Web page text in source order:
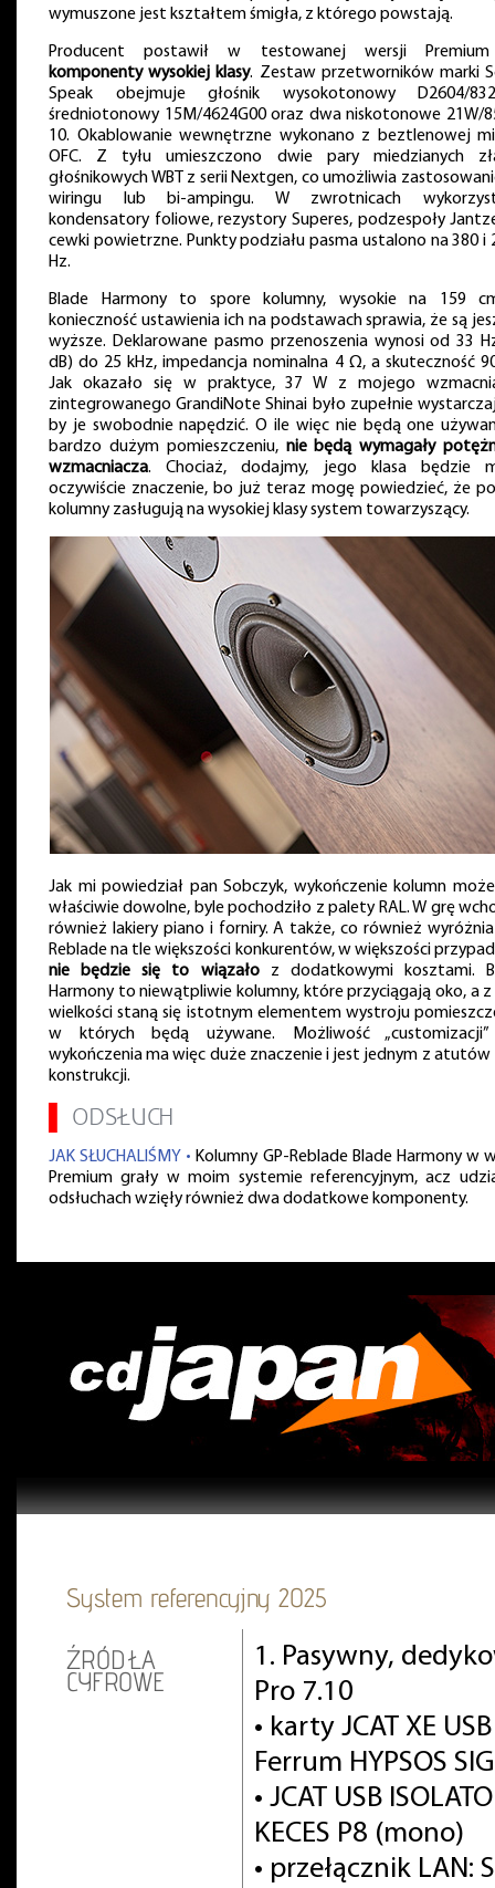
wymuszone jest kształtem śmigła, z którego powstają.
Producent postawił w testowanej wersji
komponenty wysokiej klasy. Zestaw przetworników marki
Speak obejmuje głośnik wysokotonowy D2604/
średniotonowy 15M/4624G00 oraz dwa niskotonowe 21W/
10. Okablowanie wewnętrzne wykonano z beztlenowej
OFC. Z tyłu umieszczono dwie pary miedzianych
głośnikowych WBT z serii Nextgen, co umożliwia
wiringu lub bi-ampingu. W zwrotnicach
kondensatory foliowe, rezystory Superes, podzespoły
cewki powietrzne. Punkty podziału pasma ustalono na 380 i
Hz.
Blade Harmony to spore kolumny, wysokie na 159
konieczność ustawienia ich na podstawach sprawia, że są
wyższe. Deklarowane pasmo przenoszenia wynosi od 33
dB) do 25 kHz, impedancja nominalna 4 Ω, a skuteczność
Jak okazało się w praktyce, 37 W z mojego
zintegrowanego GrandiNote Shinai było zupełnie
by je swobodnie napędzić. O ile więc nie będą one
bardzo dużym pomieszczeniu, nie będą wymagały
wzmacniacza. Chociaż, dodajmy, jego klasa będzie
oczywiście znaczenie, bo już teraz mogę powiedzieć, że
kolumny zasługują na wysokiej klasy system towarzyszący.
Jak mi powiedział pan Sobczyk, wykończenie kolumn
właściwie dowolne, byle pochodziło z palety RAL. W grę
również lakiery piano i forniry. A także, co również wyróżnia
Reblade na tle większości konkurentów, w większości
nie będzie się to wiązałoz dodatkowymi kosztami.
Harmony to niewątpliwie kolumny, które przyciągają oko, a z
wielkości staną się istotnym elementem wystroju
w których będą używane. Możliwość
wykończenia ma więc duże znaczenie i jest jednym z atutów
konstrukcji.
ODSŁUCH
JAK SŁUCHALIŚMY • Kolumny GP-Reblade Blade Harmony w
Premium grały w moim systemie referencyjnym, acz
odsłuchach wzięły również dwa dodatkowe komponenty.
System referencyjny 2025
ŹRÓDŁA
CYFROWE
1. Pasywny,
Pro 7.10
• karty JCAT XE
Ferrum HYPSOS
• JCAT USB
KECES P8 (mono)
• przełącznik LAN: